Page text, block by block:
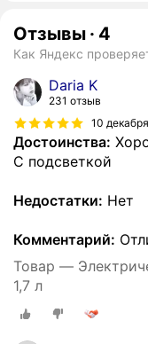
Отзывы · 4
Как Яндекс
Daria K
231 отзыв
10
Достоинства:
С подсветкой
Недостатки: Нет
Комментарий:
Товар —
1,7 л